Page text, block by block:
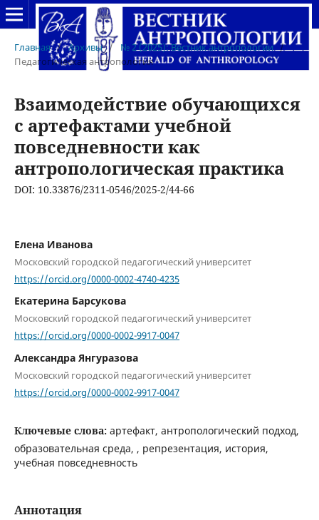
Главная / Архивы / № 2 (2025): Вестник антропологии /
Педагогическая антропология
Взаимодействие обучающихся
с артефактами учебной
повседневности как
антропологическая практика
DOI: 10.33876/2311-0546/2025-2/44-66
Елена Иванова
Московский городской педагогический университет
https://orcid.org/0000-0002-4740-4235
Екатерина Барсукова
Московский городской педагогический университет
https://orcid.org/0000-0002-9917-0047
Александра Янгуразова
Московский городской педагогический университет
https://orcid.org/0000-0002-9917-0047
Ключевые слова: артефакт, антропологический подход,
образовательная среда, , репрезентация, история,
учебная повседневность
Аннотация